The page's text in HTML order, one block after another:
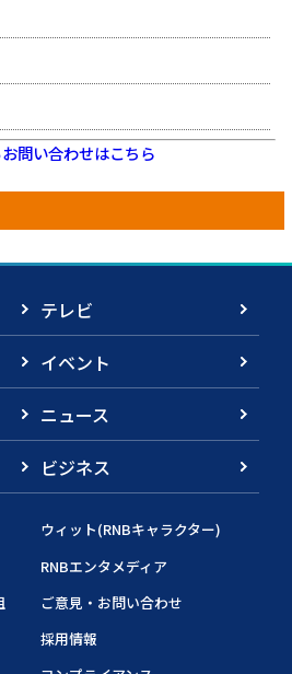
問い合わせはこちら
テレビ
イベント
ニュース
ビジネス
ウィット(RNBキャラクター)
RNBエンタメディア
ご意見・お問い合わせ
採用情報